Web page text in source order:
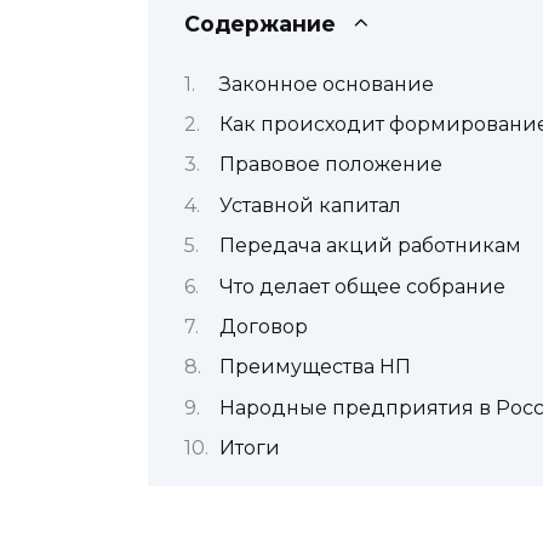
Содержание
Законное основание
Как происходит
Правовое положение
Уставной капитал
Передача акций работникам
Что делает общее собрание
Договор
Преимущества НП
Народные предприятия в
Итоги